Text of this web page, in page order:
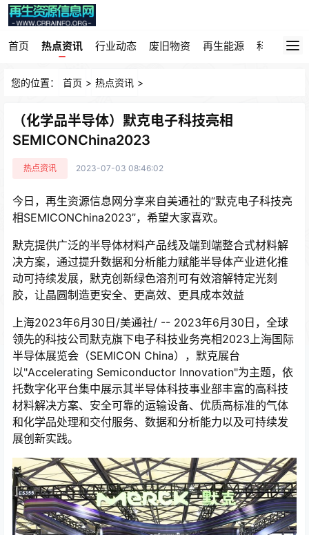
首页 热点资讯 行业动态 废旧物资 再生能源 科技园地
您的位置： 首页 > 热点资讯 >
（化学品半导体）默克电子科技亮相
SEMICONChina2023
热点资讯 2023-07-03 08:46:02
今日，再生资源信息网分享来自美通社的“默克电子科技亮
相SEMICONChina2023”，希望大家喜欢。
默克提供广泛的半导体材料产品线及端到端整合式材料解
决方案，通过提升数据和分析能力赋能半导体产业进化推
动可持续发展，默克创新绿色溶剂可有效溶解特定光刻
胶，让晶圆制造更安全、更高效、更具成本效益
上海2023年6月30日/美通社/ -- 2023年6月30日，全球
领先的科技公司默克旗下电子科技业务亮相2023上海国际
半导体展览会（SEMICON China），默克展台
以"Accelerating Semiconductor Innovation"为主题，依
托数字化平台集中展示其半导体科技事业部丰富的高科技
材料解决方案、安全可靠的运输设备、优质高标准的气体
和化学品处理和交付服务、数据和分析能力以及可持续发
展创新实践。